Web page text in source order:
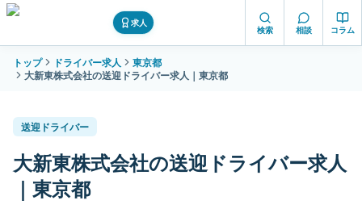
求人
検索 相談 コラム
トップ ドライバー求人
東京都
大新東株式会社の送迎ドライバー求人｜東京都
送迎ドライバー
大新東株式会社の送迎ドライバー求人
｜東京都